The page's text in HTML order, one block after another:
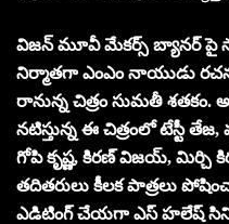
విజన్ మూవీ మేకర్స్ బ్యానర్
నిర్మాతగా ఎంఎం నాయుడు రచన
రానున్న చిత్రం సుమతీ
నటిస్తున్న ఈ చిత్రంలో టేస్టీ
గోపి కృష్ణ, కిరణ్ విజయ్, మిర్చి
తదితరులు కీలక పాత్రలు
ఎడిటింగ్ చేయగా ఎస్ హలేష్